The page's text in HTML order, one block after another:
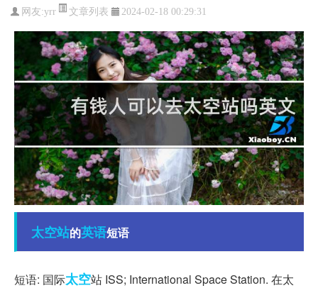
网友:yrr 文章列表 2024-02-18 00:29:31
太空站的英语短语
短语: 国际太空站 ISS; International Space Station. 在太